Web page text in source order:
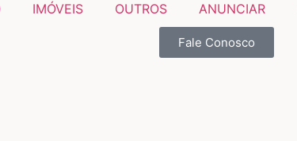
IMÓVEIS OUTROS ANUNCIAR
Fale Conosco